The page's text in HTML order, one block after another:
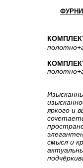
полотно
полотно
яркого и
смысл и